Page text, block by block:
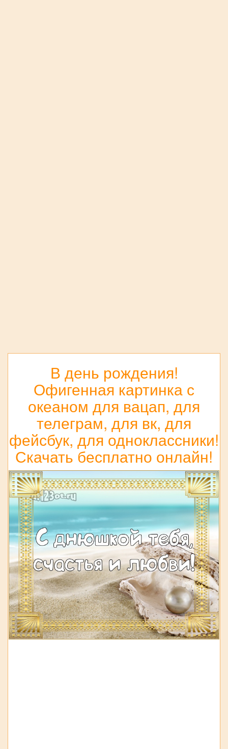
В день рождения!
Офигенная картинка с
океаном для вацап, для
телеграм, для вк, для
фейсбук, для одноклассники!
Скачать бесплатно онлайн!